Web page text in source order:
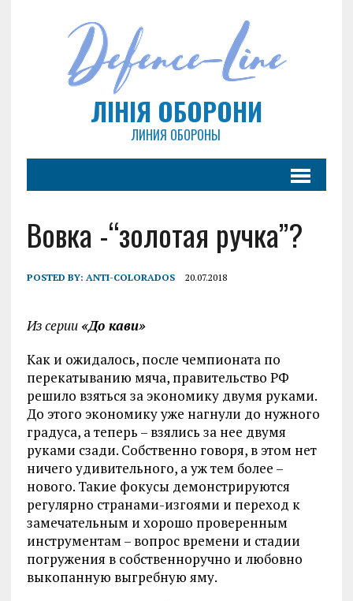
ЛІНІЯ ОБОРОНИ
ЛИНИЯ ОБОРОНЫ
Вовка -“золотая ручка”?
POSTED BY: ANTI-COLORADOS 20.07.2018
Из серии«До кави»
Как и ожидалось, после чемпионата по
перекатыванию мяча, правительство РФ
решило взяться за экономику двумя руками.
До этого экономику уже нагнули до нужного
градуса, а теперь – взялись за нее двумя
руками сзади. Собственно говоря, в этом нет
ничего удивительного, а уж тем более –
нового. Такие фокусы демонстрируются
регулярно странами-изгоями и переход к
замечательным и хорошо проверенным
инструментам – вопрос времени и стадии
погружения в собственноручно и любовно
выкопанную выгребную яму.